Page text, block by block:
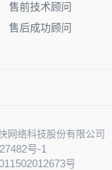
售前技术顾问
售后成功顾问
网络科技股份有限公司
号-1
号